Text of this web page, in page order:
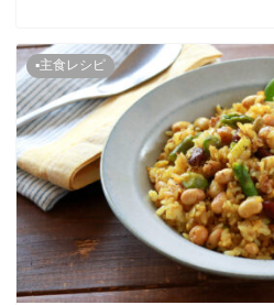
▪主食レシピ